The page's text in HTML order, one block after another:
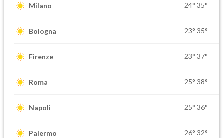
Milano 24° 35°
Bologna 23° 35°
Firenze 23° 37°
Roma 25° 38°
Napoli 25° 36°
Palermo 26° 32°